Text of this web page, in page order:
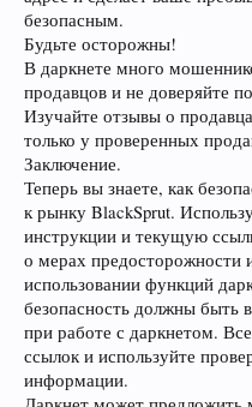
безопасным.
Будьте осторожны!
В даркнете много
продавцов и не доверяйте
Изучайте отзывы о
только у проверенных
Заключение.
Теперь вы знаете, как
к рынку BlackSprut.
инструкции и текущую
о мерах предосторожности
использовании функций
безопасность должны быть
при работе с даркнетом.
ссылок и используйте
информации.